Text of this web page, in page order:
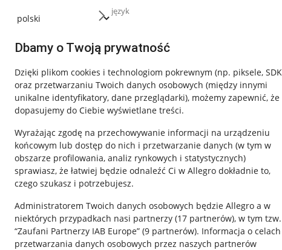
język
Dbamy o Twoją prywatność
Dzięki plikom cookies i technologiom pokrewnym (np. piksele,
oraz przetwarzaniu Twoich danych osobowych (między innymi
unikalne identyfikatory, dane przeglądarki), możemy zapewnić, że
dopasujemy do Ciebie wyświetlane treści.
Wyrażając zgodę na przechowywanie informacji na urządzeniu
końcowym lub dostęp do nich i przetwarzanie danych (w tym w
obszarze profilowania, analiz rynkowych i statystycznych)
sprawiasz, że łatwiej będzie odnaleźć Ci w Allegro dokładnie to,
czego szukasz i potrzebujesz.
Administratorem Twoich danych osobowych będzie Allegro a w
niektórych przypadkach nasi partnerzy (17 partnerów), w tym tzw.
“Zaufani Partnerzy IAB Europe” (9 partnerów). Informacja o celach
przetwarzania danych osobowych przez naszych partnerów
Przydatne informacje
Jak to działa
Napisz do nas
Regulamin
Polityka plików